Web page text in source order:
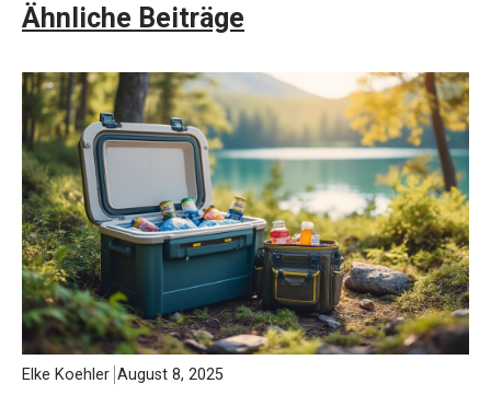
Ähnliche Beiträge
Elke Koehler August 8, 2025